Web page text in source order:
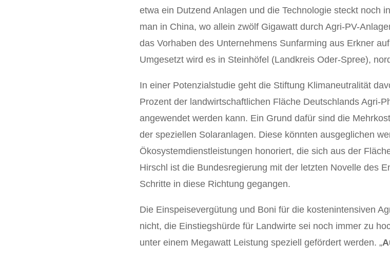
etwa ein Dutzend Anlagen und die Technologie steckt noch
man in China, wo allein zwölf Gigawatt durch Agri-PV-
das Vorhaben des Unternehmens Sunfarming aus Erkner
Umgesetzt wird es in Steinhöfel (Landkreis Oder-Spree),
In einer Potenzialstudie geht die Stiftung Klimaneutralität
Prozent der landwirtschaftlichen Fläche Deutschlands Agri-
angewendet werden kann. Ein Grund dafür sind die
der speziellen Solaranlagen. Diese könnten ausgeglichen
Ökosystemdienstleistungen honoriert, die sich aus der
Hirschl ist die Bundesregierung mit der letzten Novelle des
Schritte in diese Richtung gegangen.
Die Einspeisevergütung und Boni für die kostenintensiven
nicht, die Einstiegshürde für Landwirte sei noch immer zu
unter einem Megawatt Leistung speziell gefördert werden. „